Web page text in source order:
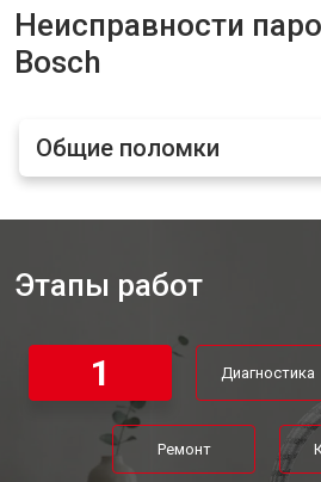
Неисправности
Bosch
Общие поломки
Этапы работ
1 Диагностика
Ремонт